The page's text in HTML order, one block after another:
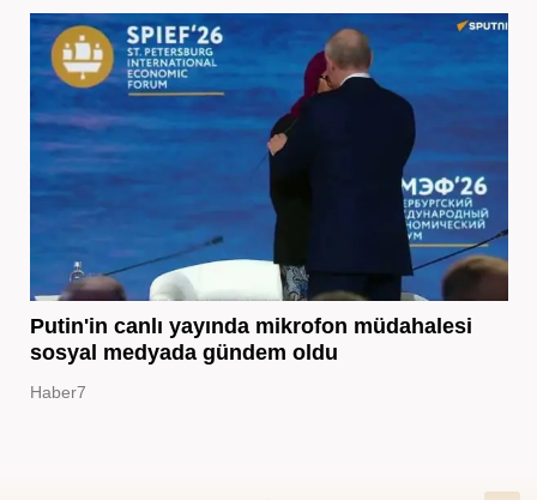
Putin'in canlı yayında mikrofon müdahalesi
sosyal medyada gündem oldu
Haber7